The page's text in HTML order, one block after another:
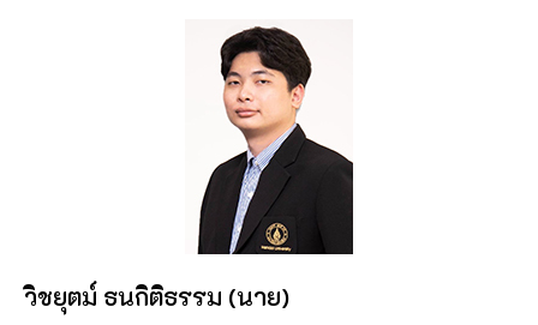
วิชยุตม์ ธนกิติธรรม (นาย)